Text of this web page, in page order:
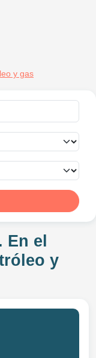
y gas
el
y